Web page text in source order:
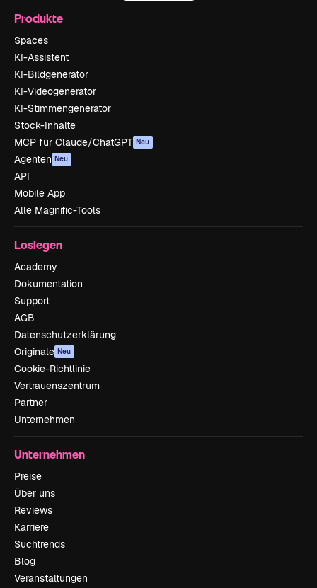
Produkte
Spaces
KI-Assistent
KI-Bildgenerator
KI-Videogenerator
KI-Stimmengenerator
Stock-Inhalte
MCP für Claude/ChatGPT Neu
Agenten Neu
API
Mobile App
Alle Magnific-Tools
Loslegen
Academy
Dokumentation
Support
AGB
Datenschutzerklärung
Originale Neu
Cookie-Richtlinie
Vertrauenszentrum
Partner
Unternehmen
Unternehmen
Preise
Über uns
Reviews
Karriere
Suchtrends
Blog
Veranstaltungen